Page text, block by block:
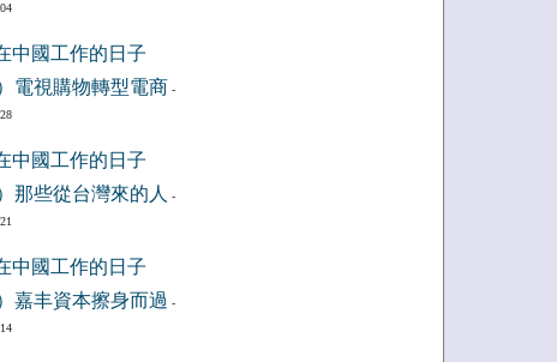
中國工作的日子
電視購物轉型電商 -
中國工作的日子
那些從台灣來的人
-
中國工作的日子
嘉丰資本擦身而過 -